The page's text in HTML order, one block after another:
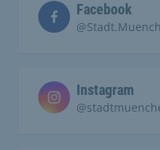
Facebook
Instagram